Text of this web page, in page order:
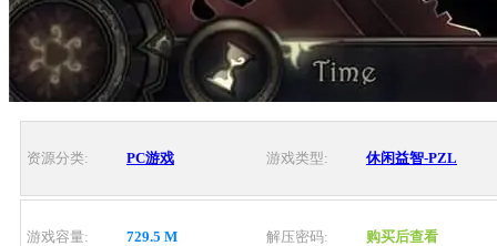
资源分类: PC游戏 游戏类型: 休闲益智-PZL
游戏容量: 729.5 M 解压密码: 购买后查看